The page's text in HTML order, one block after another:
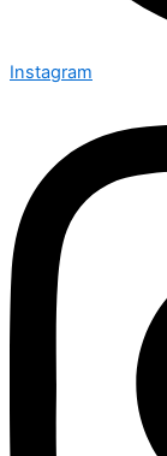
Instagram